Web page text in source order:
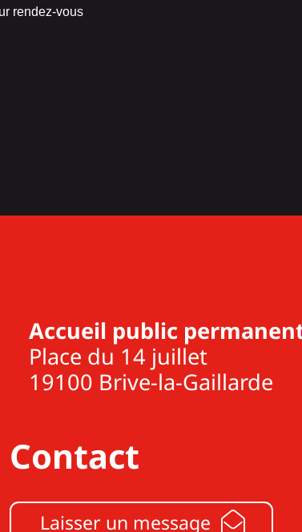
rendez-vous
Accueil public
Place du 14 juillet
19100 Brive-la-Gaillarde
Contact
Laisser un message